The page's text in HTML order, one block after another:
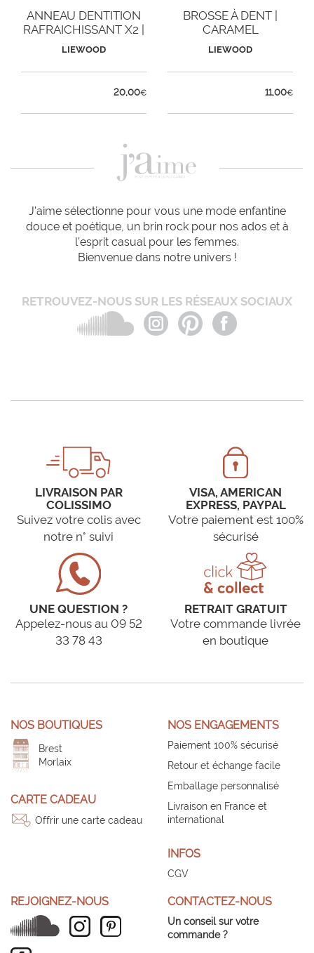
ANNEAU DENTITION
RAFRAICHISSANT X2 |
ROSE
LIEWOOD
20,00€
BROSSE À DENT |
CARAMEL
LIEWOOD
11,00€
J'aime sélectionne pour vous une mode enfantine
douce et poétique, un brin rock pour nos ados et à
l'esprit casual pour les femmes.
Bienvenue dans notre univers !
RETROUVEZ-NOUS SUR LES RÉSEAUX SOCIAUX
LIVRAISON PAR
COLISSIMO
Suivez votre colis avec
notre n° suivi
VISA, AMERICAN
EXPRESS, PAYPAL
Votre paiement est 100%
sécurisé
UNE QUESTION ?
Appelez-nous au 09 52
33 78 43
RETRAIT GRATUIT
Votre commande livrée
en boutique
NOS BOUTIQUES
Brest
Morlaix
CARTE CADEAU
Offrir une carte cadeau
NOS ENGAGEMENTS
Paiement 100% sécurisé
Retour et échange facile
Emballage personnalisé
Livraison en France et
international
INFOS
CGV
REJOIGNEZ-NOUS CONTACTEZ-NOUS
Un conseil sur votre
commande ?